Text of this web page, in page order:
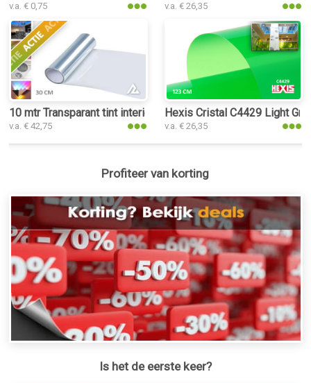
v.a. € 0,75 v.a. € 26,35
10 mtr Transparant tint interieurfolie
v.a. € 42,75
Hexis Cristal C4429 Light
v.a. € 26,35
Profiteer van korting
Is het de eerste keer?